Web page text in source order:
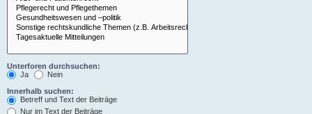
Unterforen durchsuchen:
Ja
Nein
Innerhalb suchen:
Betreff und Text der Beiträge
Nur im Text der Beiträge